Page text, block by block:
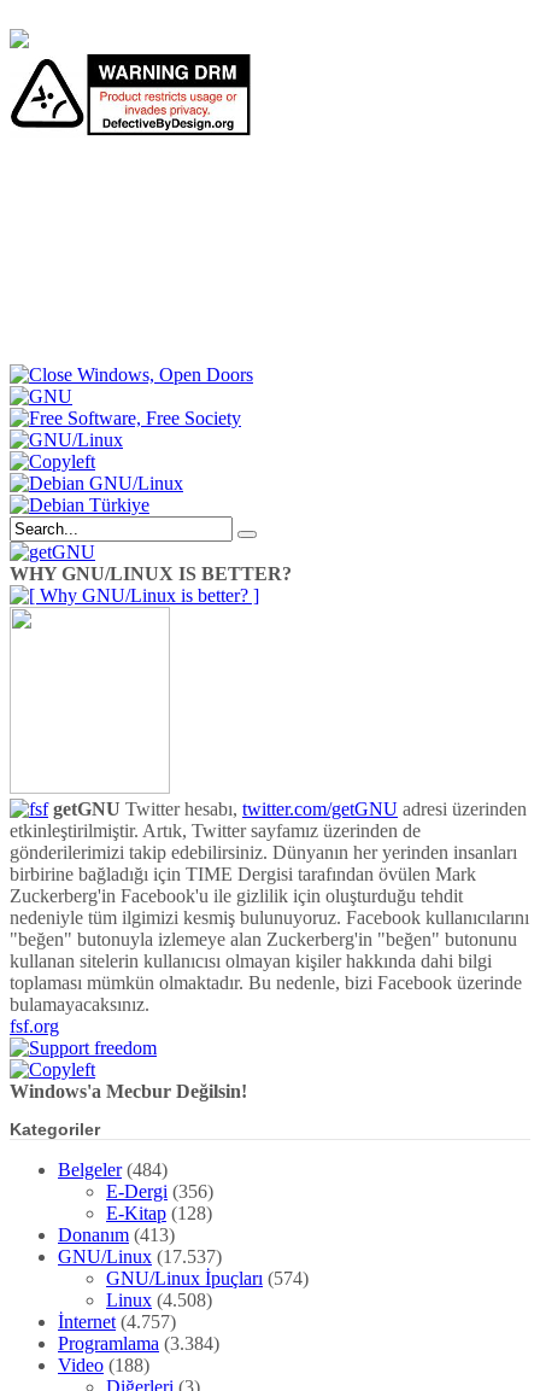
WHY GNU/LINUX IS BETTER?
getGNU Twitter hesabı, twitter.com/getGNU adresi üzerinden
etkinleştirilmiştir. Artık, Twitter sayfamız üzerinden de
gönderilerimizi takip edebilirsiniz. Dünyanın her yerinden insanları
birbirine bağladığı için TIME Dergisi tarafından övülen Mark
Zuckerberg'in Facebook'u ile gizlilik için oluşturduğu tehdit
nedeniyle tüm ilgimizi kesmiş bulunuyoruz. Facebook kullanıcılarını
"beğen" butonuyla izlemeye alan Zuckerberg'in "beğen" butonunu
kullanan sitelerin kullanıcısı olmayan kişiler hakkında dahi bilgi
toplaması mümkün olmaktadır. Bu nedenle, bizi Facebook üzerinde
bulamayacaksınız.
fsf.org
Windows'a Mecbur Değilsin!
Kategoriler
Belgeler(484)
E-Dergi (356)
E-Kitap (128)
Donanım (413)
GNU/Linux (17.537)
GNU/Linux İpuçları (574)
Linux (4.508)
İnternet (4.757)
Programlama (3.384)
Video (188)
Diğerleri (3)